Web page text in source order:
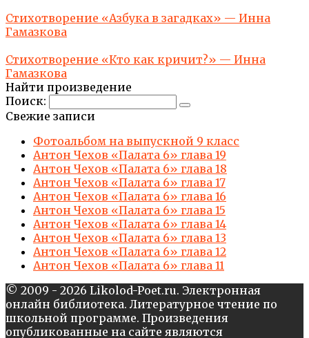
Стихотворение «Азбука в загадках» — Инна
Гамазкова
Стихотворение «Кто как кричит?» — Инна
Гамазкова
Найти произведение
Поиск:
Свежие записи
Фотоальбом на выпускной 9 класс
Антон Чехов «Палата 6» глава 19
Антон Чехов «Палата 6» глава 18
Антон Чехов «Палата 6» глава 17
Антон Чехов «Палата 6» глава 16
Антон Чехов «Палата 6» глава 15
Антон Чехов «Палата 6» глава 14
Антон Чехов «Палата 6» глава 13
Антон Чехов «Палата 6» глава 12
Антон Чехов «Палата 6» глава 11
© 2009 - 2026 Likolod-Poet.ru. Электронная
онлайн библиотека. Литературное чтение по
школьной программе. Произведения
опубликованные на сайте являются